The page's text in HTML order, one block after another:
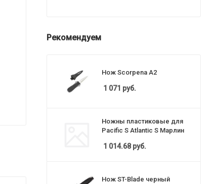
Рекомендуем
Нож Scorpena A2
1 071 руб.
Ножны пластиковые для
Pacific S Atlantic S Марлин
1 014.68руб.
Нож ST-Blade черный